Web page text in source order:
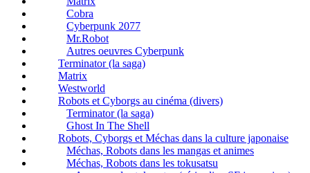
Cobra
Cyberpunk 2077
Mr.Robot
Autres oeuvres Cyberpunk
Terminator (la saga)
Matrix
Westworld
Robots et Cyborgs au cinéma (divers)
Terminator (la saga)
Ghost In The Shell
Robots, Cyborgs et Méchas dans la culture japonaise
Méchas, Robots dans les mangas et animes
Méchas, Robots dans les tokusatsu